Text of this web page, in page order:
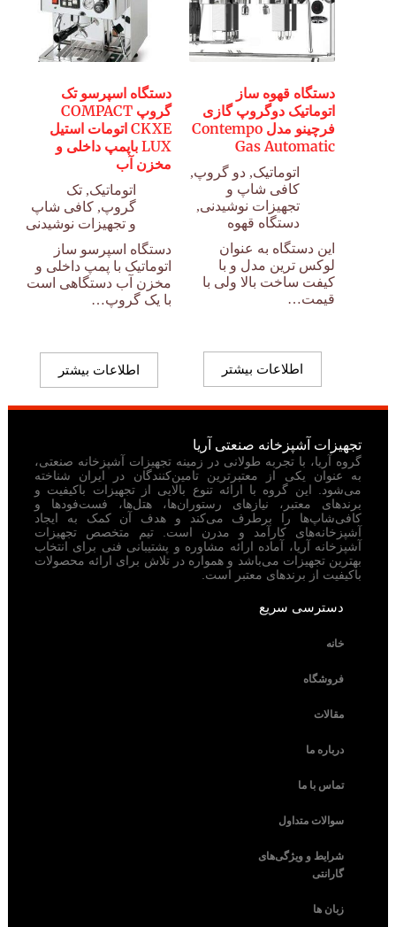
دستگاه قهوه ساز
اتوماتیک دوگروپ گازی
فرچینو مدل Contempo
Gas Automatic
اتوماتیک, دو گروپ,
کافی شاپ و
تجهیزات نوشیدنی,
دستگاه قهوه
این دستگاه به عنوان
لوکس ترین مدل و با
کیفت ساخت بالا ولی با
قیمت…
اطلاعات بیشتر
دستگاه اسپرسو تک
گروپ COMPACT
CKXE اتومات استیل
LUX باپمپ داخلی و
مخزن آب
اتوماتیک, تک
گروپ, کافی شاپ
و تجهیزات نوشیدنی
دستگاه اسپرسو ساز
اتوماتیک با پمپ داخلی و
مخزن آب دستگاهی است
با یک گروپ…
اطلاعات بیشتر
تجهیزات آشپزخانه صنعتی آریا
گروه آریا، با تجربه طولانی در زمینه تجهیزات آشپزخانه صنعتی،
به عنوان یکی از معتبرترین تامین‌کنندگان در ایران شناخته
می‌شود. این گروه با ارائه تنوع بالایی از تجهیزات باکیفیت و
برندهای معتبر، نیازهای رستوران‌ها، هتل‌ها، فست‌فودها و
کافی‌شاپ‌ها را برطرف می‌کند و هدف آن کمک به ایجاد
آشپزخانه‌های کارآمد و مدرن است. تیم متخصص تجهیزات
آشپزخانه آریا، آماده ارائه مشاوره و پشتیبانی فنی برای انتخاب
بهترین تجهیزات می‌باشد و همواره در تلاش برای ارائه محصولات
باکیفیت از برندهای معتبر است.
دسترسی سریع
خانه
فروشگاه
مقالات
درباره ما
تماس با ما
سوالات متداول
شرایط و ویژگی‌های
گارانتی
زبان ها